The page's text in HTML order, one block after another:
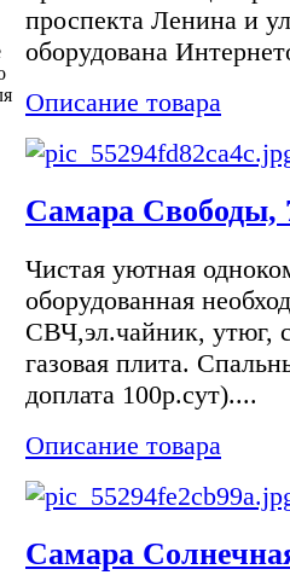
проспекта Ленина и
оборудована
Описание товара
Самара Свободы,
Чистая уютная
оборудованная
СВЧ,эл.чайник, утюг,
газовая плита.
доплата 100р.сут)....
Описание товара
Самара